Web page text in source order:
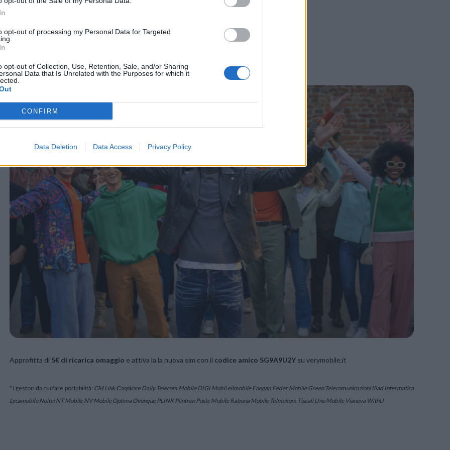
opt-out of processing my Personal Data for Targeted
opt-out of Collection, Use, Retention, Sale, and/or Sharing
Data that Is Unrelated with the Purposes for which it
CONFIRM
Data Deletion Data Access Privacy Policy
PROMOZIONE PORTA UN AMICO IN VERY
Approfitta di 5€ di ricarica omaggio e attiva la la nuova sim con il codice amico SG9A9U2Y su verymobile.it
* I gestori da cui fare portabilità: CM Link CoopVoce Daily Telecom Mobile DIGI Mobil elimobile Enegan Feder Mobile Green Telecomunicazioni Iliad Intermatica
Lycamobile Noitel NT Mobile NV Mobile Optima Ovunque PLINK Plintron Poste Mobile Rabona Mobile Telmekom Tiscali Uno Mobile Vianova WithU